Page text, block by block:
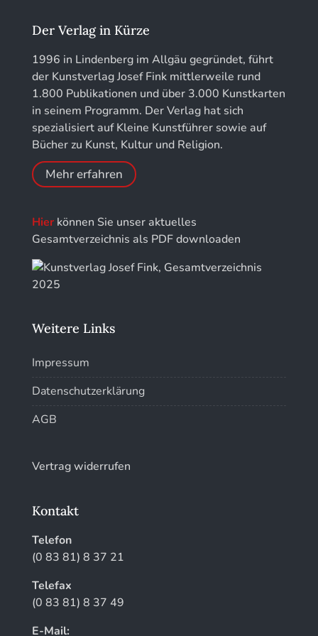
Kunstführer M
Kunstführer NO
Kunstführer PQ
Kunstführer R
Kunstführer Sch
Kunstführer St
Jahresschriften der DGC Deutsche Gesellschaft
für Chronometrie
Jahrbuch der Stiftung Thüringer Schlösser und
Gärten
Der Verlag in Kürze
1996 in Lindenberg im Allgäu gegründet, führt
der Kunstverlag Josef Fink mittlerweile rund
1.800 Publikationen und über 3.000 Kunstkarten
in seinem Programm. Der Verlag hat sich
spezialisiert auf Kleine Kunstführer sowie auf
Bücher zu Kunst, Kultur und Religion.
Mehr erfahren
Hierkönnen Sie unser aktuelles
Gesamtverzeichnis als PDF downloaden
Weitere Links
Impressum
Datenschutzerklärung
AGB
Vertrag widerrufen
Kontakt
Telefon
(0 83 81) 8 37 21
Telefax
(0 83 81) 8 37 49
E-Mail: